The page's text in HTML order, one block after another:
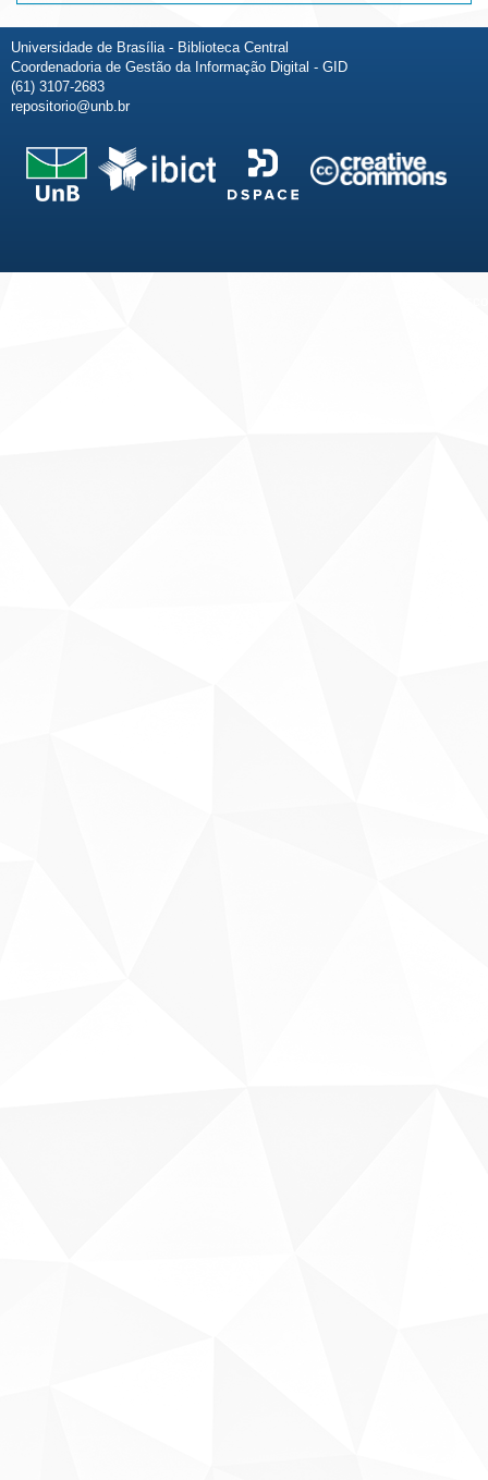
Universidade de Brasília - Biblioteca Central
Coordenadoria de Gestão da Informação Digital - GID
(61) 3107-2683
repositorio@unb.br